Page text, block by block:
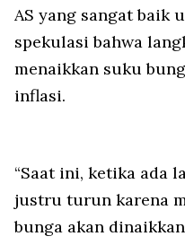
AS yang sangat baik
spekulasi bahwa
menaikkan suku
inflasi.
“Saat ini, ketika ada
justru turun karena
bunga akan